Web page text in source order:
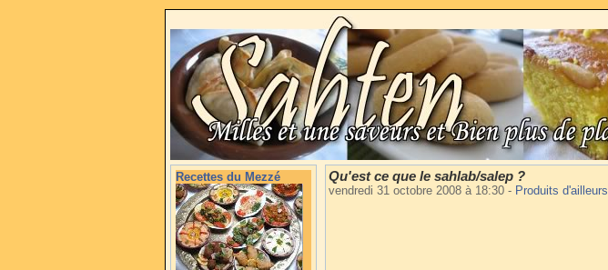
Recettes du Mezzé Qu'est ce que le sahlab/salep ?
vendredi 31 octobre 2008 à 18:30 - Produits d'ailleurs